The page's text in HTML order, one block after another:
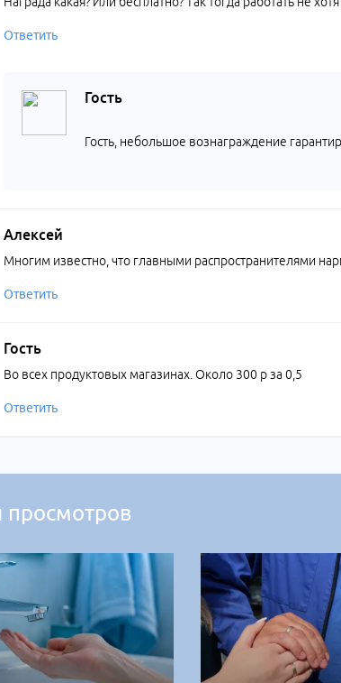
Ответить
Гость
Гость, небольшое вознаграждение
Алексей
Многим известно, что главными распространителями
Ответить
Гость
Во всех продуктовых магазинах. Около 300 р за 0,5
Ответить